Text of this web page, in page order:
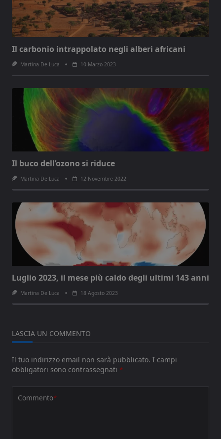
Il carbonio intrappolato negli alberi africani
Martina De Luca 10 Marzo 2023
Il buco dell’ozono si riduce
Martina De Luca 12 Novembre 2022
Luglio 2023, il mese più caldo degli ultimi 143 anni
Martina De Luca 18 Agosto 2023
LASCIA UN COMMENTO
Il tuo indirizzo email non sarà pubblicato. I campi
obbligatori sono contrassegnati *
Commento*